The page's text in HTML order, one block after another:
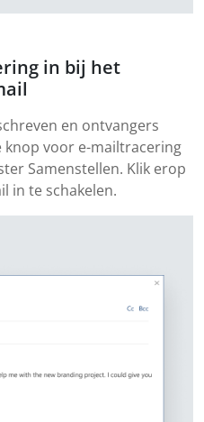
in bij het
en ontvangers
knop voor e-mailtracering
Samenstellen. Klik erop
in te schakelen.